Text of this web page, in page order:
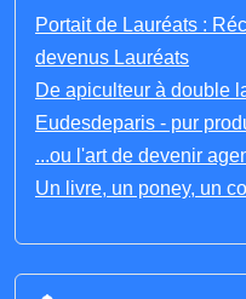
Portait de Lauréats :
devenus Lauréats
De apiculteur à double
Eudesdeparis - pur
...ou l'art de devenir
Un livre, un poney, un